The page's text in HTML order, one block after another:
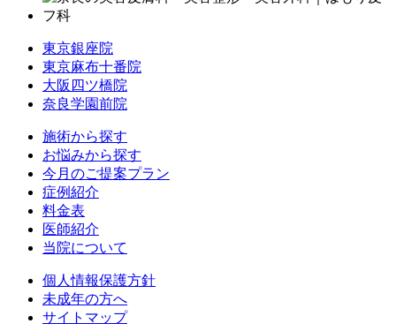
東京銀座院
東京麻布十番院
大阪四ツ橋院
奈良学園前院
施術から探す
お悩みから探す
今月のご提案プラン
症例紹介
料金表
医師紹介
当院について
個人情報保護方針
未成年の方へ
サイトマップ